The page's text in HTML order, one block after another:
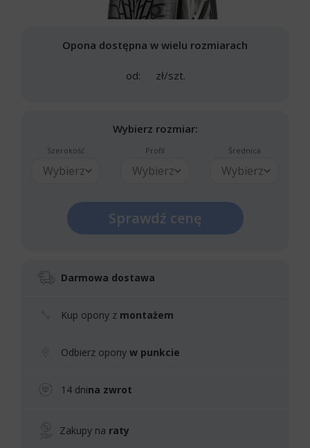
Opona dostępna w wielu rozmiarach
od: zł/szt.
Wybierz rozmiar:
Szerokość
Wybierz
Profil
Wybierz
Średnica
Wybierz
Sprawdź cenę
Darmowa dostawa
Kup opony z montażem
Odbierz opony w punkcie
14 dnina zwrot
Zakupy na raty